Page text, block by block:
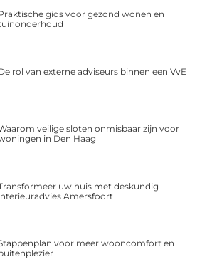
gids voor gezond wonen en
rol van externe adviseurs binnen een VvE
veilige sloten onmisbaar zijn voor
in Den Haag
uw huis met deskundig
Amersfoort
voor meer wooncomfort en